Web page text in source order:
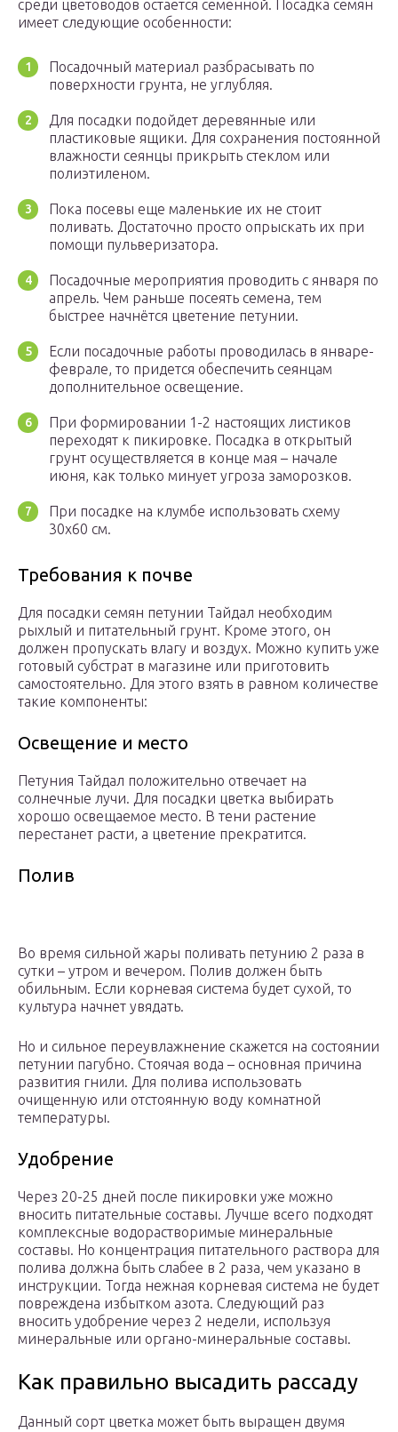
среди цветоводов остается семенной. Посадка семян
имеет следующие особенности:
Посадочный материал разбрасывать по
поверхности грунта, не углубляя.
Для посадки подойдет деревянные или
пластиковые ящики. Для сохранения постоянной
влажности сеянцы прикрыть стеклом или
полиэтиленом.
Пока посевы еще маленькие их не стоит
поливать. Достаточно просто опрыскать их при
помощи пульверизатора.
Посадочные мероприятия проводить с января по
апрель. Чем раньше посеять семена, тем
быстрее начнётся цветение петунии.
Если посадочные работы проводилась в январе-
феврале, то придется обеспечить сеянцам
дополнительное освещение.
При формировании 1-2 настоящих листиков
переходят к пикировке. Посадка в открытый
грунт осуществляется в конце мая – начале
июня, как только минует угроза заморозков.
При посадке на клумбе использовать схему
30х60 см.
Требования к почве
Для посадки семян петунии Тайдал необходим
рыхлый и питательный грунт. Кроме этого, он
должен пропускать влагу и воздух. Можно купить уже
готовый субстрат в магазине или приготовить
самостоятельно. Для этого взять в равном количестве
такие компоненты:
Освещение и место
Петуния Тайдал положительно отвечает на
солнечные лучи. Для посадки цветка выбирать
хорошо освещаемое место. В тени растение
перестанет расти, а цветение прекратится.
Полив
Во время сильной жары поливать петунию 2 раза в
сутки – утром и вечером. Полив должен быть
обильным. Если корневая система будет сухой, то
культура начнет увядать.
Но и сильное переувлажнение скажется на состоянии
петунии пагубно. Стоячая вода – основная причина
развития гнили. Для полива использовать
очищенную или отстоянную воду комнатной
температуры.
Удобрение
Через 20-25 дней после пикировки уже можно
вносить питательные составы. Лучше всего подходят
комплексные водорастворимые минеральные
составы. Но концентрация питательного раствора для
полива должна быть слабее в 2 раза, чем указано в
инструкции. Тогда нежная корневая система не будет
повреждена избытком азота. Следующий раз
вносить удобрение через 2 недели, используя
минеральные или органо-минеральные составы.
Как правильно высадить рассаду
Данный сорт цветка может быть выращен двумя